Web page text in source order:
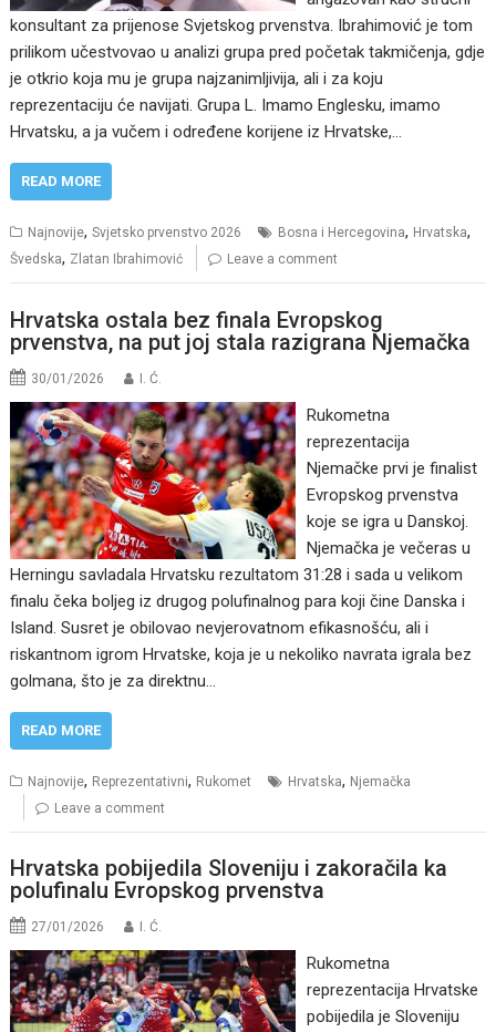
konsultant za prijenose Svjetskog prvenstva. Ibrahimović je tom
prilikom učestvovao u analizi grupa pred početak takmičenja, gdje
je otkrio koja mu je grupa najzanimljivija, ali i za koju
reprezentaciju će navijati. Grupa L. Imamo Englesku, imamo
Hrvatsku, a ja vučem i određene korijene iz Hrvatske,…
READ MORE
Najnovije,Svjetsko prvenstvo 2026 Bosna i Hercegovina, Hrvatska,
Švedska, Zlatan Ibrahimović Leave a comment
Hrvatska ostala bez finala Evropskog
prvenstva, na put joj stala razigrana Njemačka
30/01/2026 I. Ć.
Rukometna
reprezentacija
Njemačke prvi je finalist
Evropskog prvenstva
koje se igra u Danskoj.
Njemačka je večeras u
Herningu savladala Hrvatsku rezultatom 31:28 i sada u velikom
finalu čeka boljeg iz drugog polufinalnog para koji čine Danska i
Island. Susret je obilovao nevjerovatnom efikasnošću, ali i
riskantnom igrom Hrvatske, koja je u nekoliko navrata igrala bez
golmana, što je za direktnu…
READ MORE
Najnovije, Reprezentativni, Rukomet Hrvatska, Njemačka
Leave a comment
Hrvatska pobijedila Sloveniju i zakoračila ka
polufinalu Evropskog prvenstva
27/01/2026 I. Ć.
Rukometna
reprezentacija Hrvatske
pobijedila je Sloveniju